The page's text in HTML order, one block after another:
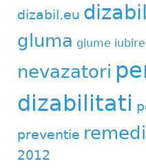
dizabil.eu
gluma glume iubire
nevazatori
dizabilitati
preventie
2012